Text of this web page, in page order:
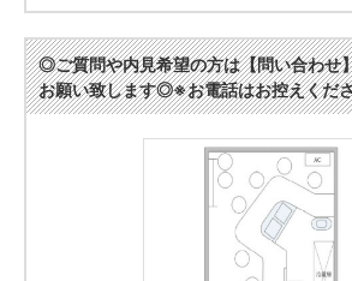
◎ご質問や内見希望の方は【問い合わせ
お願い致します◎※お電話はお控えくだ